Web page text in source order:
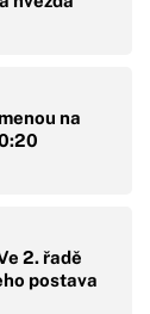
na
2. řadě
postava